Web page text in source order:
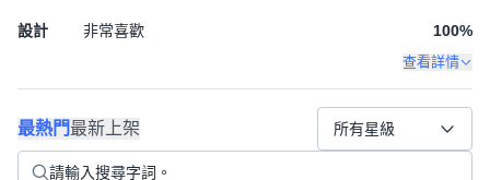
設計 非常喜歡 100%
查看詳情
最熱門最新上架 所有星級